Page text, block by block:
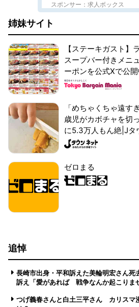
スポンサー：求人ボックス
姉妹サイト
【ステーキガスト】
スープバー付きメニ
ーポンを公式Xで公
「めちゃくちゃ遠す
歳児がカボチャを切
に5.3万人もん絶|Jタ
ゼロまる
追悼
長崎市出身・平和訴えた美輪明宏さん
訴え「愛があれば 戦争なんか起こりま
つげ義春さんと白土三平さん カリスマ